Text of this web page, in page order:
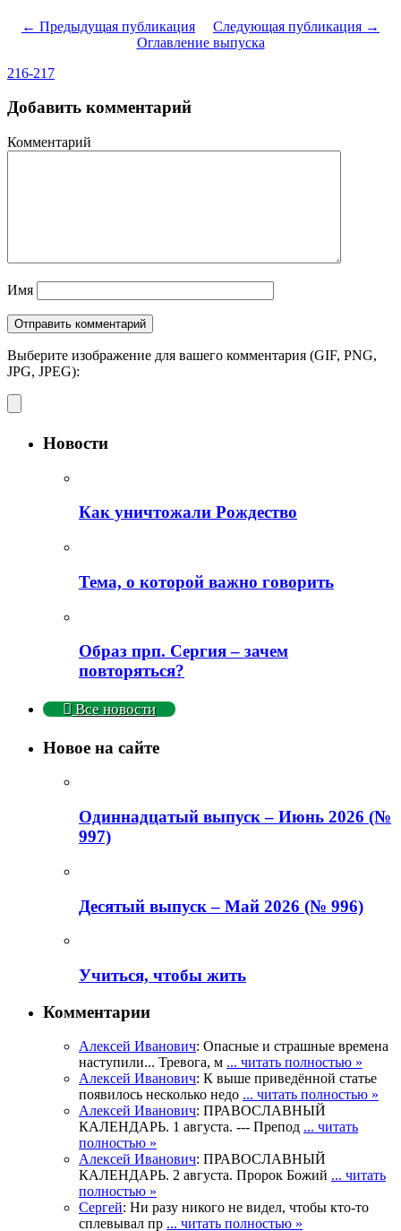
← Предыдущая публикация
Следующая публикация →
Оглавление выпуска
216-217
Добавить комментарий
Комментарий
Имя
Выберите изображение для вашего комментария (GIF, PNG,
JPG, JPEG):
Новости
Как уничтожали Рождество
Тема, о которой важно говорить
Образ прп. Сергия – зачем
повторяться?
Все новости
Новое на сайте
Одиннадцатый выпуск – Июнь 2026 (№
997)
Деcятый выпуск – Май 2026 (№ 996)
Учиться, чтобы жить
Комментарии
Алексей Иванович: Опасные и страшные времена
наступили... Тревога, м ... читать полностью »
Алексей Иванович: К выше приведённой статье
появилось несколько недо ... читать полностью »
Алексей Иванович: ПРАВОСЛАВНЫЙ
КАЛЕНДАРЬ. 1 августа. --- Препод ... читать
полностью »
Алексей Иванович: ПРАВОСЛАВНЫЙ
КАЛЕНДАРЬ. 2 августа. Пророк Божий ... читать
полностью »
Сергей: Ни разу никого не видел, чтобы кто-то
сплевывал пр ... читать полностью »